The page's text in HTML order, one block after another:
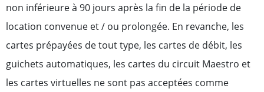
non inférieure à 90 jours après la fin de la période de
location convenue et / ou prolongée. En revanche, les
cartes prépayées de tout type, les cartes de débit, les
guichets automatiques, les cartes du circuit Maestro et
les cartes virtuelles ne sont pas acceptées comme